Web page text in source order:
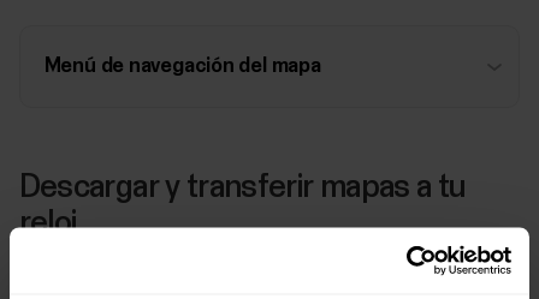
Menú de navegación del mapa
Descargar y transferir mapas a tu
reloj